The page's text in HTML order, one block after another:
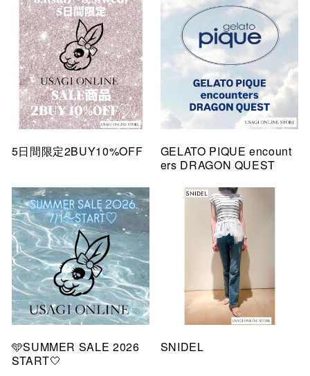
5日間限定2BUY10%OFF
GELATO PIQUE encount
ers DRAGON QUEST
🩵SUMMER SALE 2026
START🤍
SNIDEL